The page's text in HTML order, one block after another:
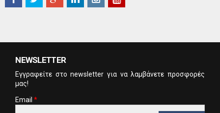
NEWSLETTER
Eγγραφείτε στο newsletter για να λαμβάνετε προσφορές
μας!
Email*